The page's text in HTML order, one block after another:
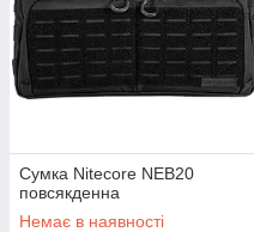
Сумка Nitecore NEB20
повсякденна
Немає в наявності